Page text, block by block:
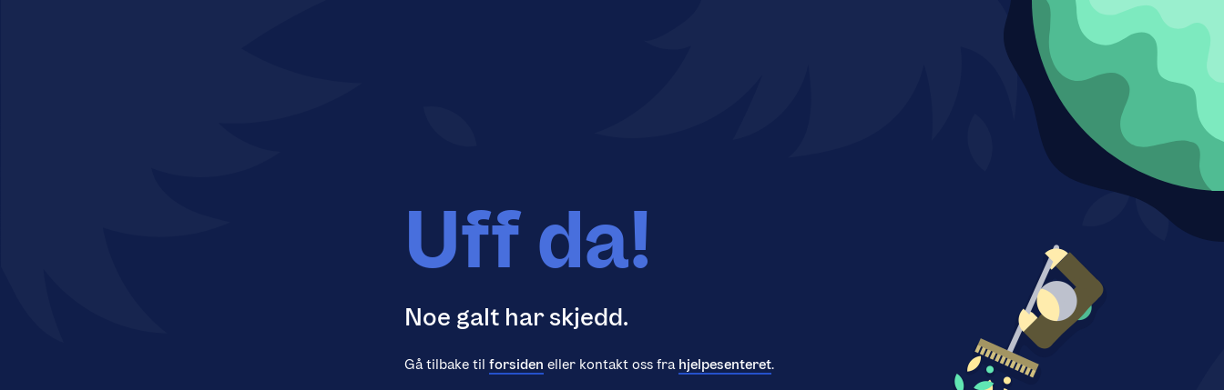
Uff da!
Noe galt har skjedd.
Gå tilbake til forsiden eller kontakt oss fra hjelpesenteret.